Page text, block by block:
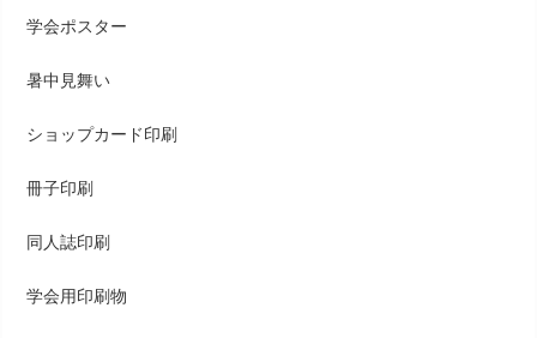
学会ポスター
暑中見舞い
ショップカード印刷
冊子印刷
同人誌印刷
学会用印刷物